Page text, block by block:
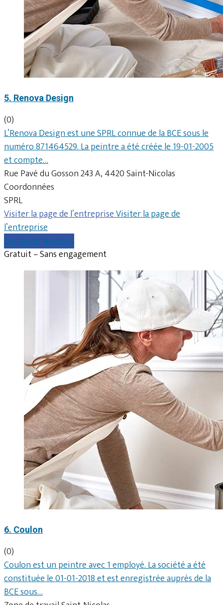
5. Renova Design
(0)
L’Renova Design est une SPRL connue de la BCE sous le
numéro 871464529. La peintre a été créée le 19-01-2005
et compte…
Rue Pavé du Gosson 243 A, 4420 Saint-Nicolas
Coordonnées
SPRL
Visiter la page de l’entrepriseVisiter la page de
l’entreprise
Comparer les devis
Gratuit – Sans engagement
6. Coulon
(0)
Coulon est un peintre avec 1 employé. La société a été
constituée le 01-01-2018 et est enregistrée auprès de la
BCE sous…